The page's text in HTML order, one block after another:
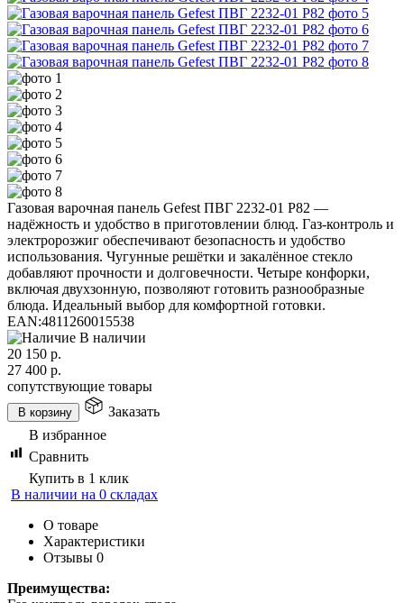
Газовая варочная панель Gefest ПВГ 2232-01 Р82 —
надёжность и удобство в приготовлении блюд. Газ-контроль и
электророзжиг обеспечивают безопасность и удобство
использования. Чугунные решётки и закалённое стекло
добавляют прочности и долговечности. Четыре конфорки,
включая двухзонную, позволяют готовить разнообразные
блюда. Идеальный выбор для комфортной готовки.
EAN:4811260015538
В наличии
20 150 р.
27 400 р.
сопутствующие товары
В корзину
Заказать
В избранное
Сравнить
Купить в 1 клик
В наличии на 0 складах
О товаре
Характеристики
Отзывы 0
Преимущества: